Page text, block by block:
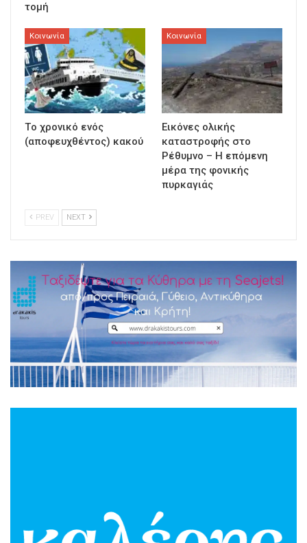
τομή
Κοινωνία
Τo χρονικό ενός
(αποφευχθέντος) κακού
Κοινωνία
Εικόνες ολικής
καταστροφής στο
Ρέθυμνο – Η επόμενη
μέρα της φονικής
πυρκαγιάς
PREV NEXT